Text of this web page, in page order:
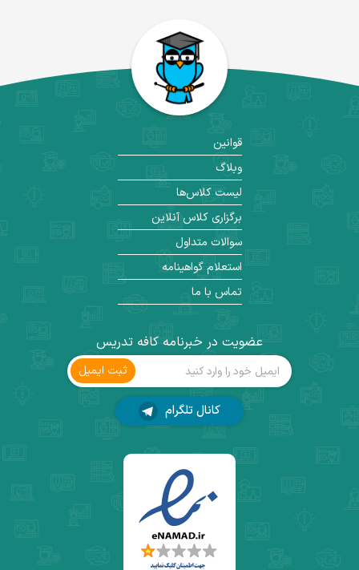
عضویت در خبرنامه کافه تدریس
ثبت ‌ایمیل
کانال تلگرام
قوانین
وبلاگ
لیست کلاس‌ها
برگزاری کلاس آنلاین
سوالات متداول
استعلام گواهینامه
تماس با ما